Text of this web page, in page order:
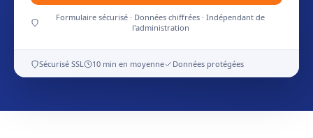
Formulaire sécurisé · Données chiffrées · Indépendant de
l'administration
Sécurisé SSL 10 min en moyenne Données protégées